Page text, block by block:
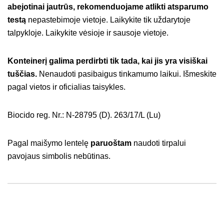
abejotinai jautrūs, rekomenduojame atlikti atsparumo
testą nepastebimoje vietoje. Laikykite tik uždarytoje
talpykloje. Laikykite vėsioje ir sausoje vietoje.
Konteinerį galima perdirbti tik tada, kai jis yra visiškai
tuščias. Nenaudoti pasibaigus tinkamumo laikui. Išmeskite
pagal vietos ir oficialias taisykles.
Biocido reg. Nr.: N-28795 (D). 263/17/L (Lu)
Pagal maišymo lentelę paruoštam naudoti tirpalui
pavojaus simbolis nebūtinas.